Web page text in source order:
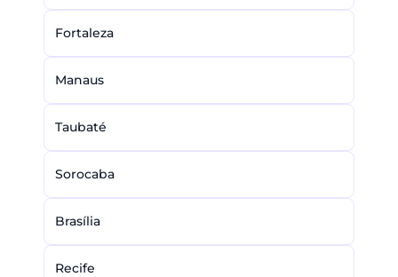
Fortaleza
Manaus
Taubaté
Sorocaba
Brasília
Recife